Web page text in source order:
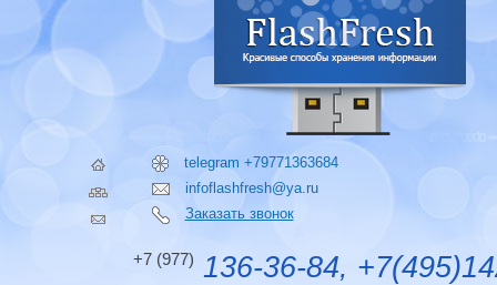
telegram +79771363684
infoflashfresh@ya.ru
Заказать звонок
+7 (977) 136-36-84,